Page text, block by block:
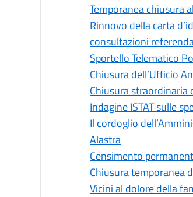
Temporanea chiusura
Rinnovo della carta
consultazioni
Sportello Telematico
Chiusura dell’Ufficio
Chiusura
Indagine ISTAT sulle
Il cordoglio
Alastra
Censimento
Chiusura temporanea
Vicini al dolore della